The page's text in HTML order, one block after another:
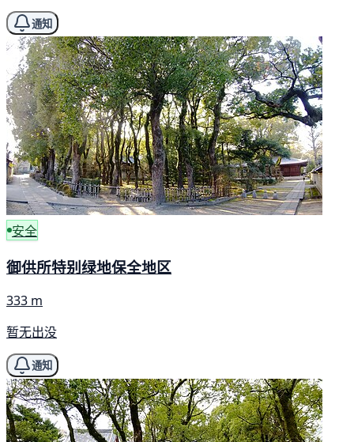
通知
安全
御供所特别绿地保全地区
333 m
暂无出没
通知